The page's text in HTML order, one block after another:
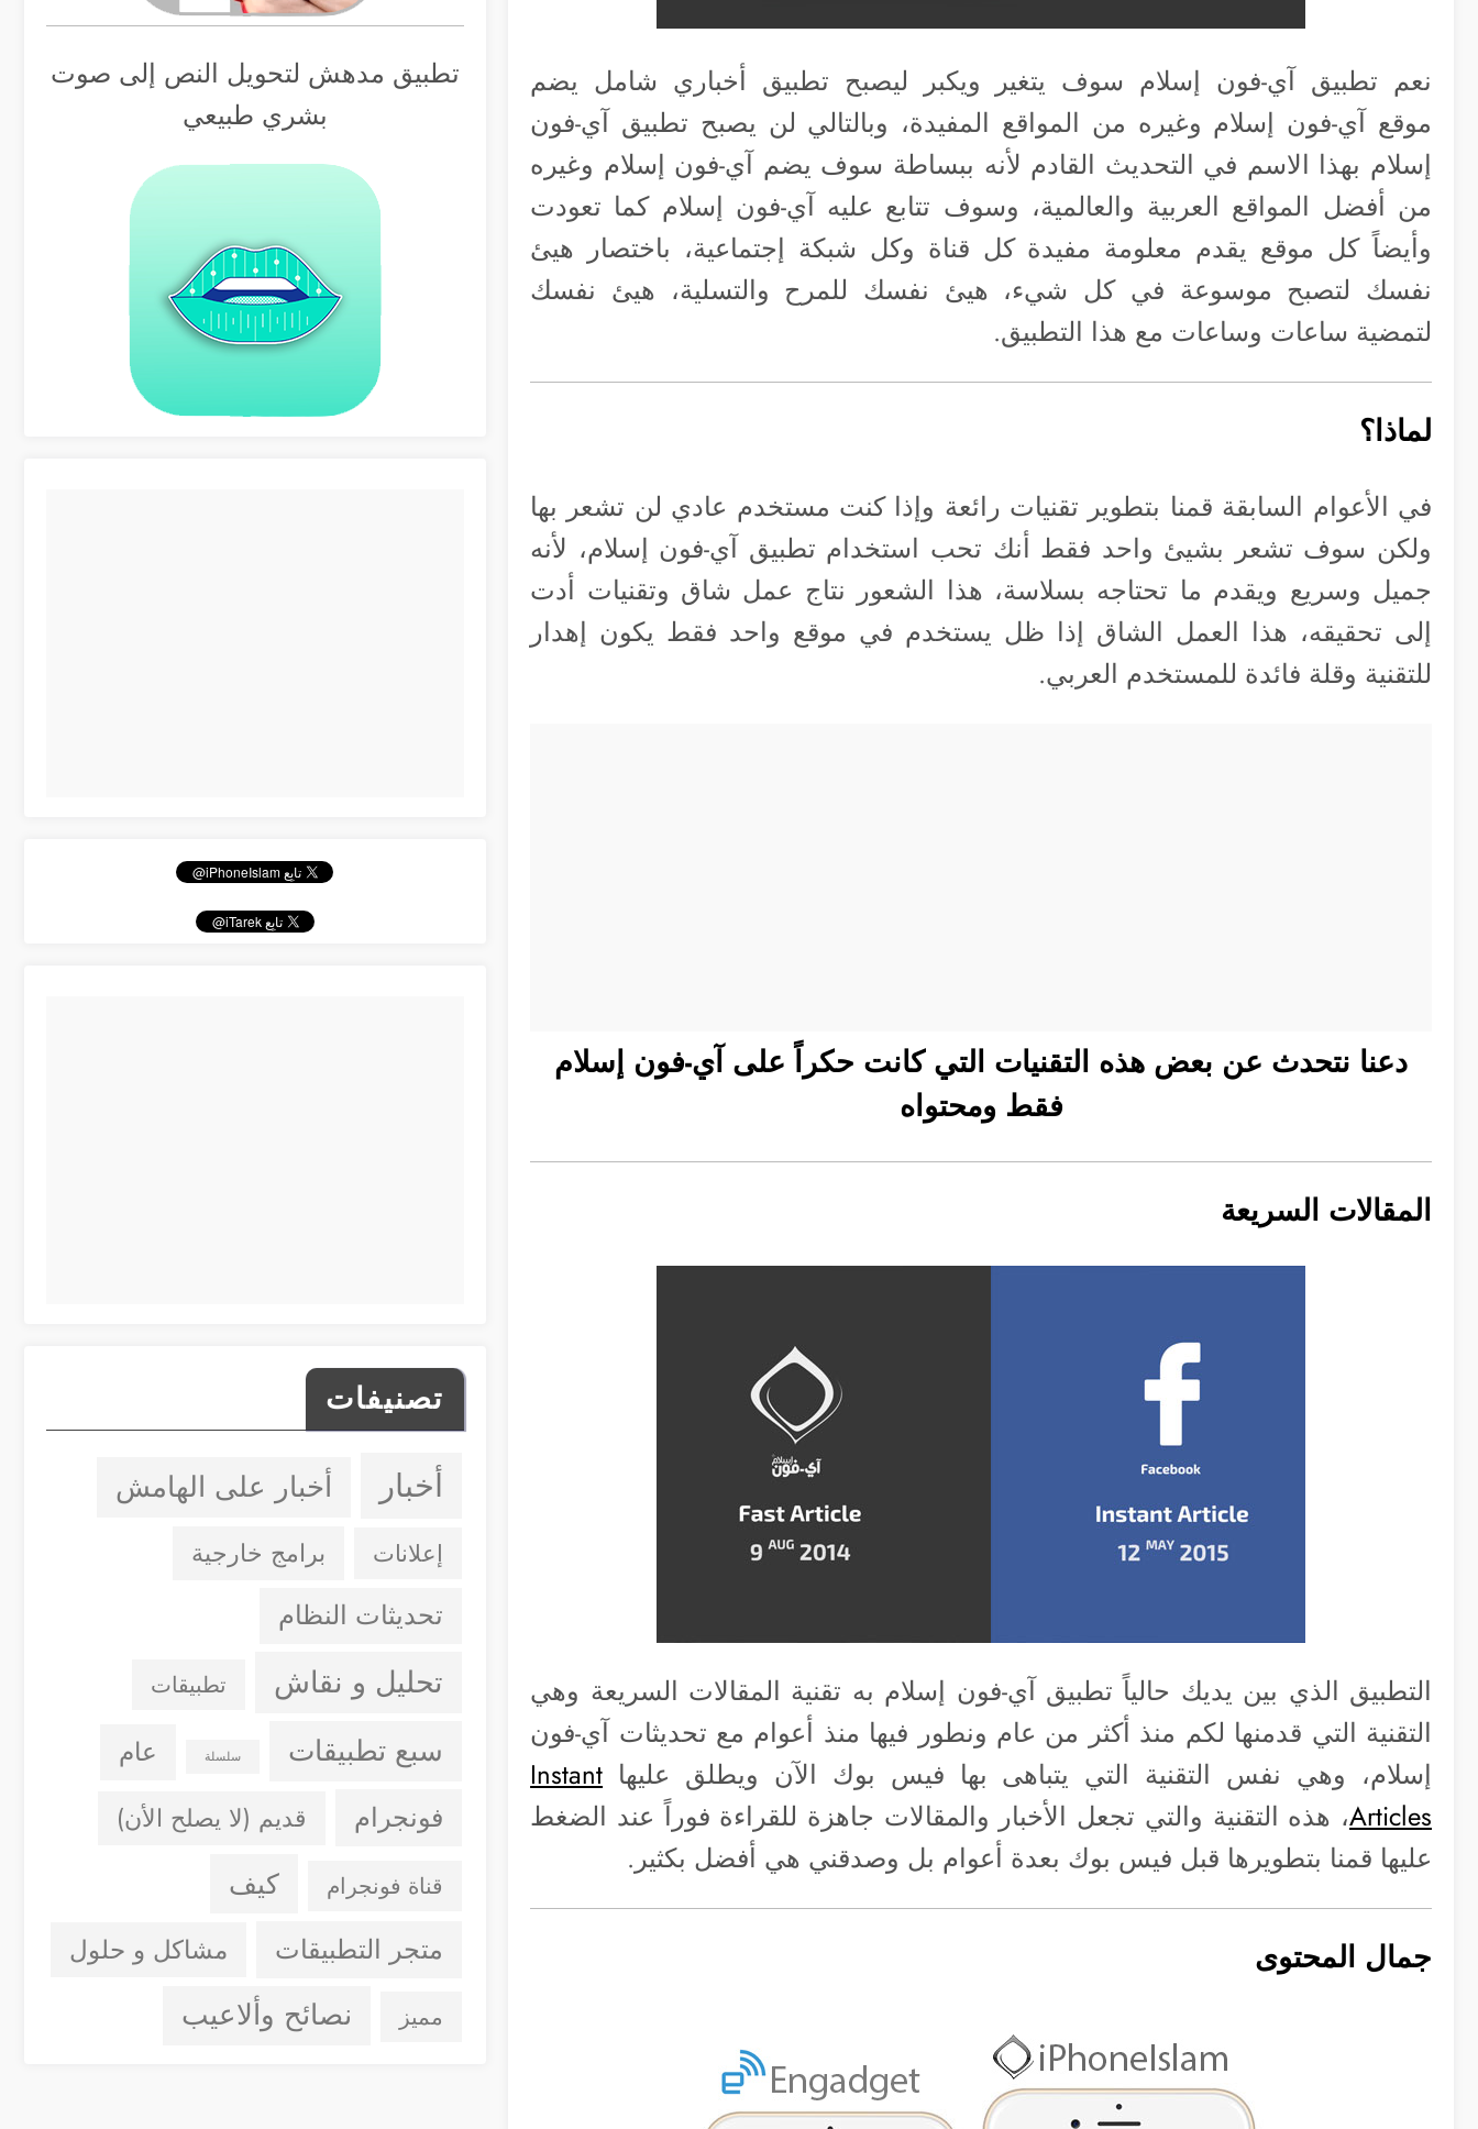
نعم تطبيق آي-فون إسلام سوف يتغير ويكبر ليصبح تطبيق أخباري شامل يضم
موقع آي-فون إسلام وغيره من المواقع المفيدة، وبالتالي لن يصبح تطبيق آي-فون
إسلام بهذا الاسم في التحديث القادم لأنه ببساطة سوف يضم آي-فون إسلام وغيره
من أفضل المواقع العربية والعالمية، وسوف تتابع عليه آي-فون إسلام كما تعودت
وأيضاً كل موقع يقدم معلومة مفيدة كل قناة وكل شبكة إجتماعية، باختصار هيئ
نفسك لتصبح موسوعة في كل شيء، هيئ نفسك للمرح والتسلية، هيئ نفسك
لتمضية ساعات وساعات مع هذا التطبيق.
لماذا؟
في الأعوام السابقة قمنا بتطوير تقنيات رائعة وإذا كنت مستخدم عادي لن تشعر بها
ولكن سوف تشعر بشيئ واحد فقط أنك تحب استخدام تطبيق آي-فون إسلام، لأنه
جميل وسريع ويقدم ما تحتاجه بسلاسة، هذا الشعور نتاج عمل شاق وتقنيات أدت
إلى تحقيقه، هذا العمل الشاق إذا ظل يستخدم في موقع واحد فقط يكون إهدار
للتقنية وقلة فائدة للمستخدم العربي.
دعنا نتحدث عن بعض هذه التقنيات التي كانت حكراً على آي-فون إسلام
فقط ومحتواه
المقالات السريعة
التطبيق الذي بين يديك حالياً تطبيق آي-فون إسلام به تقنية المقالات السريعة وهي
التقنية التي قدمنها لكم منذ أكثر من عام ونطور فيها منذ أعوام مع تحديثات آي-فون
إسلام، وهي نفس التقنية التي يتباهى بها فيس بوك الآن ويطلق عليها Instant
Articles، هذه التقنية والتي تجعل الأخبار والمقالات جاهزة للقراءة فوراً عند الضغط
عليها قمنا بتطويرها قبل فيس بوك بعدة أعوام بل وصدقني هي أفضل بكثير.
جمال المحتوى
تطبيق مدهش لتحويل النص إلى صوت
بشري طبيعي
تصنيفات
أخبار أخبار على الهامش
إعلانات برامج خارجية
تحديثات النظام
تحليل و نقاش تطبيقات
سبع تطبيقات سلسلة عام
فونجرام قديم (لا يصلح الأن)
قناة فونجرام كيف
متجر التطبيقات مشاكل و حلول
مميز نصائح وألاعيب